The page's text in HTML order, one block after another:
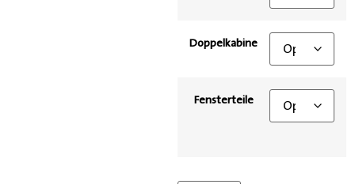
Doppelkabine
Fensterteile